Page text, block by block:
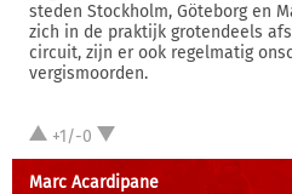
steden Stockholm, Göteborg en
zich in de praktijk grotendeels
circuit, zijn er ook regelmatig
vergismoorden.
+1/-0
Marc Acardipane